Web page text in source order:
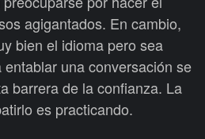
agigantados. En cambio,
bien el idioma pero sea
una conversación se
barrera de la confianza. La
es practicando.